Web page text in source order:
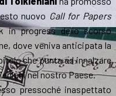
nuovo Call for Papers
in progress dello scorso
dove veniva anticipata la
che punta ad innalzare
nel nostro Paese.
pressoché inaspettato